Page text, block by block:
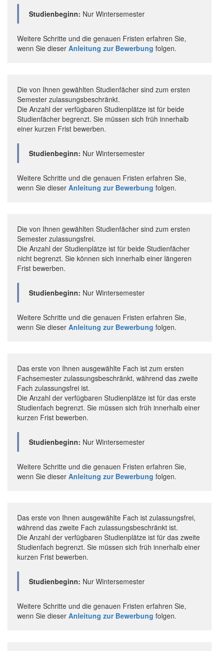
Studienbeginn: Nur Wintersemester
Weitere Schritte und die genauen Fristen erfahren Sie,
wenn Sie dieser Anleitung zur Bewerbung folgen.
Die von Ihnen gewählten Studienfächer sind zum ersten
Semester zulassungsbeschränkt.
Die Anzahl der verfügbaren Studienplätze ist für beide
Studienfächer begrenzt. Sie müssen sich früh innerhalb
einer kurzen Frist bewerben.
Studienbeginn: Nur Wintersemester
Weitere Schritte und die genauen Fristen erfahren Sie,
wenn Sie dieser Anleitung zur Bewerbung folgen.
Die von Ihnen gewählten Studienfächer sind zum ersten
Semester zulassungsfrei.
Die Anzahl der Studienplätze ist für beide Studienfächer
nicht begrenzt. Sie können sich innerhalb einer längeren
Frist bewerben.
Studienbeginn: Nur Wintersemester
Weitere Schritte und die genauen Fristen erfahren Sie,
wenn Sie dieser Anleitung zur Bewerbung folgen.
Das erste von Ihnen ausgewählte Fach ist zum ersten
Fachsemester zulassungsbeschränkt, während das zweite
Fach zulassungsfrei ist.
Die Anzahl der verfügbaren Studienplätze ist für das erste
Studienfach begrenzt. Sie müssen sich früh innerhalb einer
kurzen Frist bewerben.
Studienbeginn: Nur Wintersemester
Weitere Schritte und die genauen Fristen erfahren Sie,
wenn Sie dieser Anleitung zur Bewerbung folgen.
Das erste von Ihnen ausgewählte Fach ist zulassungsfrei,
während das zweite Fach zulassungsbeschränkt ist.
Die Anzahl der verfügbaren Studienplätze ist für das zweite
Studienfach begrenzt. Sie müssen sich früh innerhalb einer
kurzen Frist bewerben.
Studienbeginn: Nur Wintersemester
Weitere Schritte und die genauen Fristen erfahren Sie,
wenn Sie dieser Anleitung zur Bewerbung folgen.